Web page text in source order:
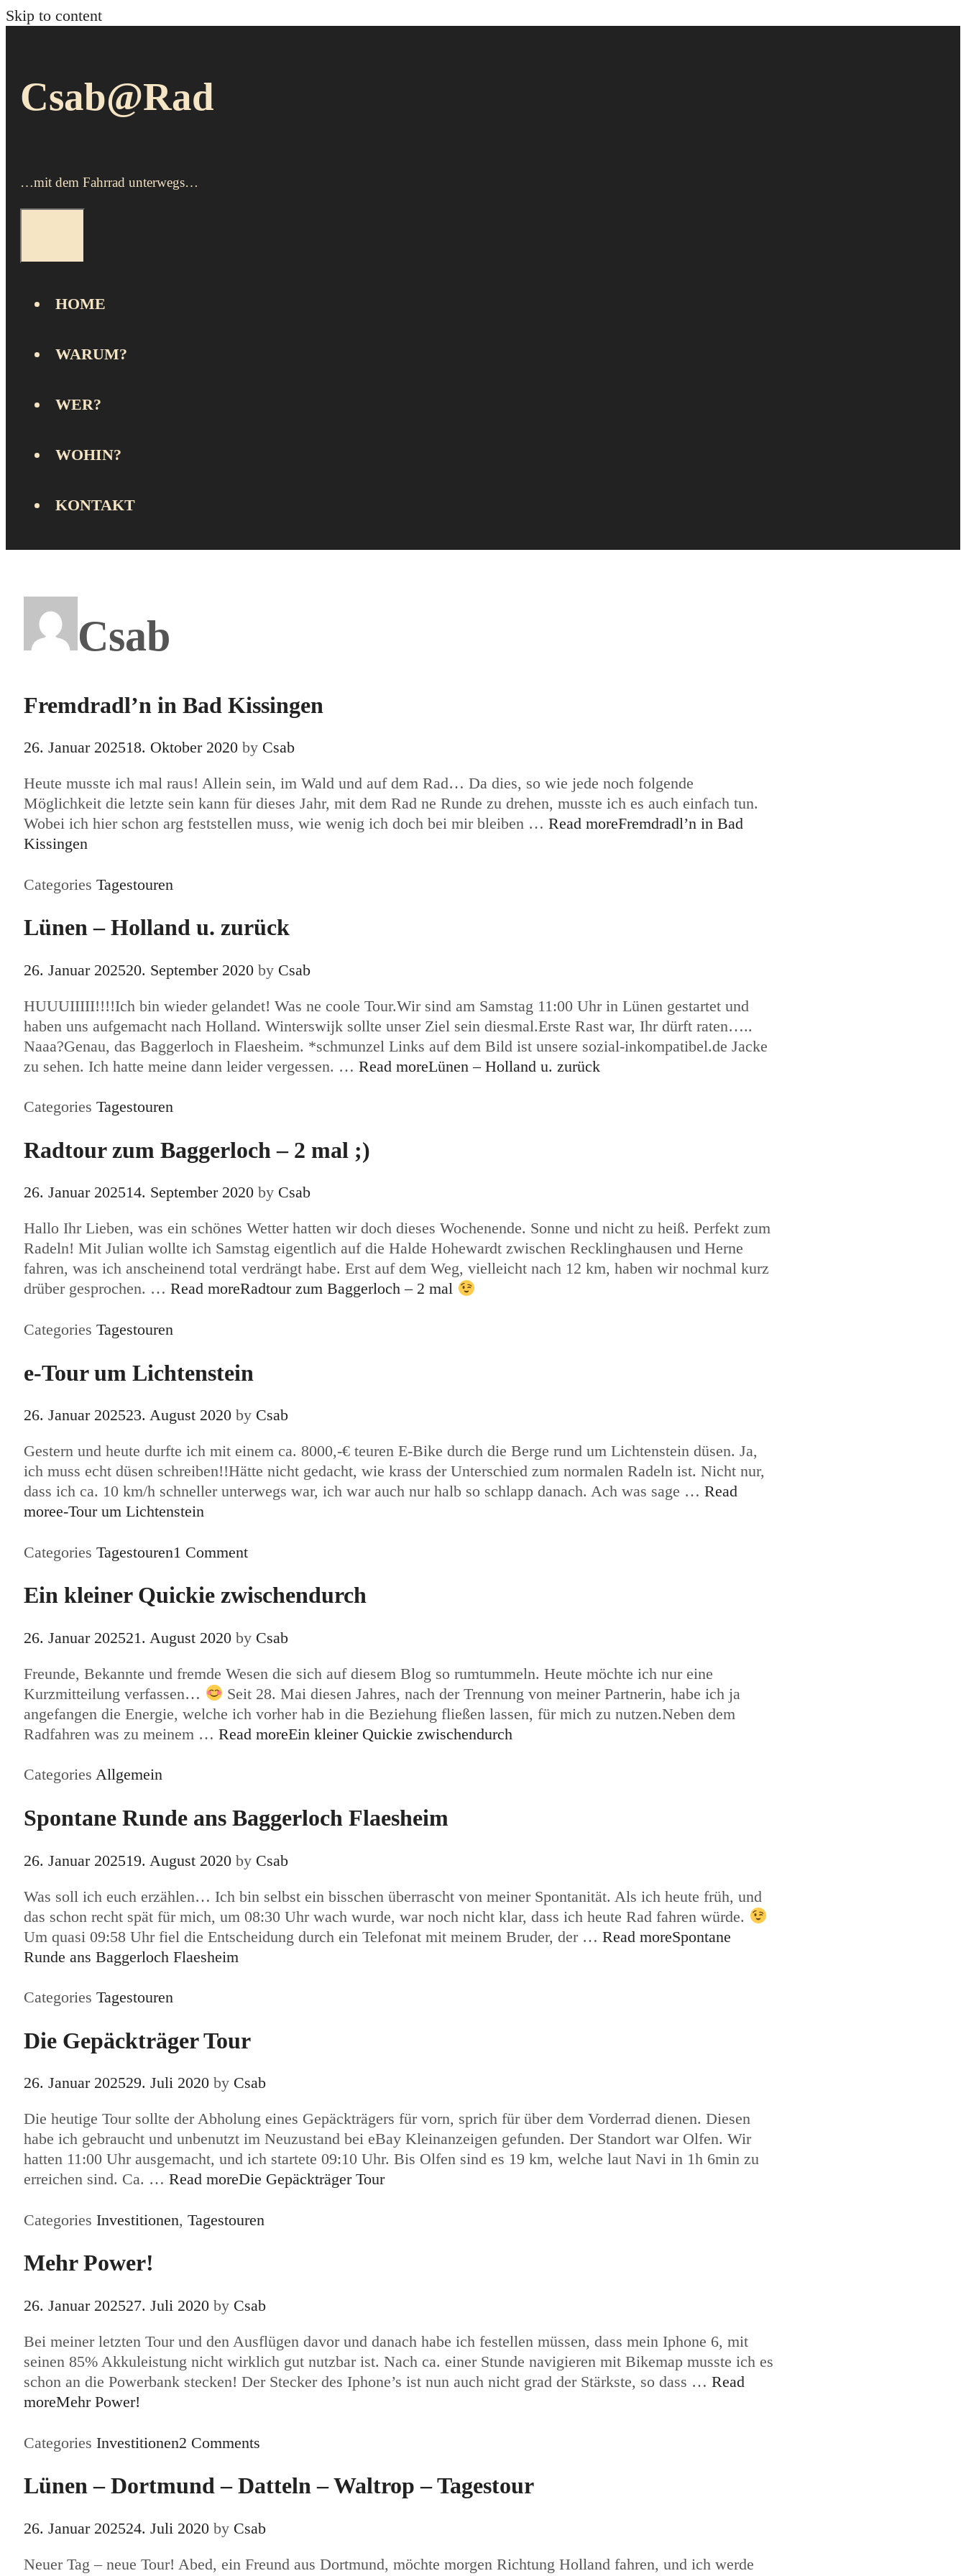
Skip to content
Csab@Rad
…mit dem Fahrrad unterwegs…
HOME
WARUM?
WER?
WOHIN?
KONTAKT
Csab
Fremdradl’n in Bad Kissingen
26. Januar 202518. Oktober 2020 by Csab
Heute musste ich mal raus! Allein sein, im Wald und auf dem Rad… Da dies, so wie jede noch folgende
Möglichkeit die letzte sein kann für dieses Jahr, mit dem Rad ne Runde zu drehen, musste ich es auch einfach tun.
Wobei ich hier schon arg feststellen muss, wie wenig ich doch bei mir bleiben … Read moreFremdradl’n in Bad
Kissingen
Categories Tagestouren
Lünen – Holland u. zurück
26. Januar 202520. September 2020 by Csab
HUUUIIIII!!!!Ich bin wieder gelandet! Was ne coole Tour.Wir sind am Samstag 11:00 Uhr in Lünen gestartet und
haben uns aufgemacht nach Holland. Winterswijk sollte unser Ziel sein diesmal.Erste Rast war, Ihr dürft raten…..
Naaa?Genau, das Baggerloch in Flaesheim. *schmunzel Links auf dem Bild ist unsere sozial-inkompatibel.de Jacke
zu sehen. Ich hatte meine dann leider vergessen. … Read moreLünen – Holland u. zurück
Categories Tagestouren
Radtour zum Baggerloch – 2 mal ;)
26. Januar 202514. September 2020 by Csab
Hallo Ihr Lieben, was ein schönes Wetter hatten wir doch dieses Wochenende. Sonne und nicht zu heiß. Perfekt zum
Radeln! Mit Julian wollte ich Samstag eigentlich auf die Halde Hohewardt zwischen Recklinghausen und Herne
fahren, was ich anscheinend total verdrängt habe. Erst auf dem Weg, vielleicht nach 12 km, haben wir nochmal kurz
drüber gesprochen. … Read moreRadtour zum Baggerloch – 2 mal
Categories Tagestouren
e-Tour um Lichtenstein
26. Januar 202523. August 2020 by Csab
Gestern und heute durfte ich mit einem ca. 8000,-€ teuren E-Bike durch die Berge rund um Lichtenstein düsen. Ja,
ich muss echt düsen schreiben!!Hätte nicht gedacht, wie krass der Unterschied zum normalen Radeln ist. Nicht nur,
dass ich ca. 10 km/h schneller unterwegs war, ich war auch nur halb so schlapp danach. Ach was sage … Read
moree-Tour um Lichtenstein
Categories Tagestouren1 Comment
Ein kleiner Quickie zwischendurch
26. Januar 202521. August 2020 by Csab
Freunde, Bekannte und fremde Wesen die sich auf diesem Blog so rumtummeln. Heute möchte ich nur eine
Kurzmitteilung verfassen…
Seit 28. Mai diesen Jahres, nach der Trennung von meiner Partnerin, habe ich ja
angefangen die Energie, welche ich vorher hab in die Beziehung fließen lassen, für mich zu nutzen.Neben dem
Radfahren was zu meinem … Read moreEin kleiner Quickie zwischendurch
Categories Allgemein
Spontane Runde ans Baggerloch Flaesheim
26. Januar 202519. August 2020 by Csab
Was soll ich euch erzählen… Ich bin selbst ein bisschen überrascht von meiner Spontanität. Als ich heute früh, und
das schon recht spät für mich, um 08:30 Uhr wach wurde, war noch nicht klar, dass ich heute Rad fahren würde.
Um quasi 09:58 Uhr fiel die Entscheidung durch ein Telefonat mit meinem Bruder, der … Read moreSpontane
Runde ans Baggerloch Flaesheim
Categories Tagestouren
Die Gepäckträger Tour
26. Januar 202529. Juli 2020 by Csab
Die heutige Tour sollte der Abholung eines Gepäckträgers für vorn, sprich für über dem Vorderrad dienen. Diesen
habe ich gebraucht und unbenutzt im Neuzustand bei eBay Kleinanzeigen gefunden. Der Standort war Olfen. Wir
hatten 11:00 Uhr ausgemacht, und ich startete 09:10 Uhr. Bis Olfen sind es 19 km, welche laut Navi in 1h 6min zu
erreichen sind. Ca. … Read moreDie Gepäckträger Tour
Categories Investitionen, Tagestouren
Mehr Power!
26. Januar 202527. Juli 2020 by Csab
Bei meiner letzten Tour und den Ausflügen davor und danach habe ich festellen müssen, dass mein Iphone 6, mit
seinen 85% Akkuleistung nicht wirklich gut nutzbar ist. Nach ca. einer Stunde navigieren mit Bikemap musste ich es
schon an die Powerbank stecken! Der Stecker des Iphone’s ist nun auch nicht grad der Stärkste, so dass … Read
moreMehr Power!
Categories Investitionen2 Comments
Lünen – Dortmund – Datteln – Waltrop – Tagestour
26. Januar 202524. Juli 2020 by Csab
Neuer Tag – neue Tour! Abed, ein Freund aus Dortmund, möchte morgen Richtung Holland fahren, und ich werde